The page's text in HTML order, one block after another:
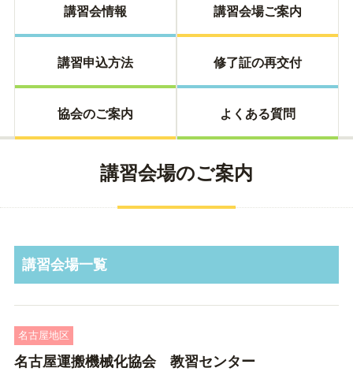
講習会情報 講習会場ご案内
講習申込方法 修了証の再交付
協会のご案内 よくある質問
講習会場のご案内
講習会場一覧
名古屋地区
名古屋運搬機械化協会 教習センター